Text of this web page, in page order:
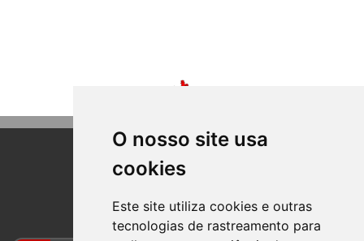
O nosso site usa
cookies
Este site utiliza cookies e outras
tecnologias de rastreamento para
BOM PRINCIPIO
RIO GRANDE DO SUL